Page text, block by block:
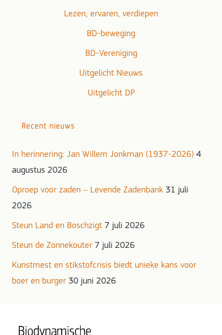
Lezen, ervaren, verdiepen
BD-beweging
BD-Vereniging
Uitgelicht Nieuws
Uitgelicht DP
Recent nieuws
In herinnering: Jan Willem Jonkman (1937-2026) 4
augustus 2026
Oproep voor zaden – Levende Zadenbank 31 juli
2026
Steun Land en Boschzigt 7 juli 2026
Steun de Zonnekouter 7 juli 2026
Kunstmest en stikstofcrisis biedt unieke kans voor
boer en burger 30 juni 2026